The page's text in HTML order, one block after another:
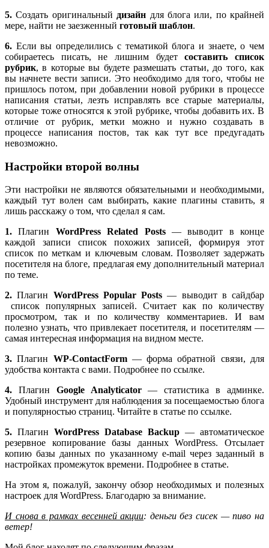
5. Создать оригинальный дизайн для блога или, по крайней
мере, найти не заезженный готовый шаблон.
6. Если вы определились с тематикой блога и знаете, о чем
собираетесь писать, не лишним будетсоставить список
рубрик, в которые вы будете размешать статьи, до того, как
вы начнете вести записи. Это необходимо для того, чтобы не
пришлось потом, при добавлении новой рубрики в процессе
написания статьи, лезть исправлять все старые материалы,
которые тоже относятся к этой рубрике, чтобы добавить их. В
отличие от рубрик, метки можно и нужно создавать в
процессе написания постов, так как тут все предугадать
невозможно.
Настройки второй волны
Эти настройки не являются обязательными и необходимыми,
каждый тут волен сам выбирать, какие плагины ставить, я
лишь расскажу о том, что сделал я сам.
1. Плагин WordPress Related Posts— выводит в конце
каждой записи список похожих записей, формируя этот
список по меткам и ключевым словам. Позволяет задержать
посетителя на блоге, предлагая ему дополнительный материал
по теме.
2.Плагин WordPress Popular Posts — выводит в сайдбар
список популярных записей. Считает как по количеству
просмотром, так и по количеству комментариев. И вам
полезно узнать, что привлекает посетителя, и посетителям —
самая интересная информация на видном месте.
3. Плагин WP-ContactForm— форма обратной связи, для
удобства контакта с вами. Подробнее по ссылке.
4. Плагин Google Analyticator— статистика в админке.
Удобный инструмент для наблюдения за посещаемостью блога
и популярностью страниц. Читайте в статье по ссылке.
5. Плагин WordPress Database Backup — автоматическое
резервное копирование базы данных WordPress. Отсылает
копию базы данных по указанному e-mail через заданный в
настройках промежуток времени. Подробнее в статье.
На этом я, пожалуй, закончу обзор необходимых и полезных
настроек для WordPress. Благодарю за внимание.
И снова в рамках весенней акции: деньги без сисек — пиво на
ветер!